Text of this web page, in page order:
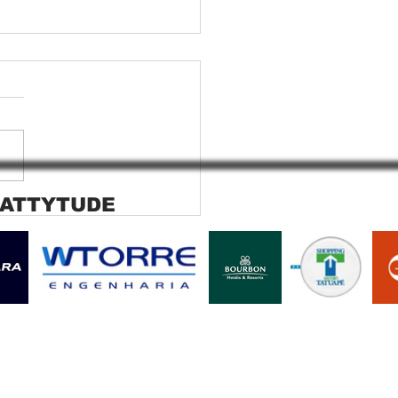
rolo tela solar
SP Cortina rolo tela
Jaguara SP